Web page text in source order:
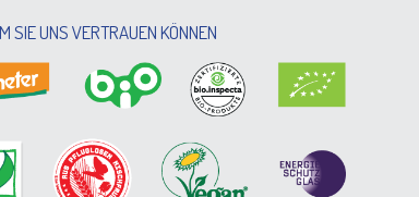
SIE UNS VERTRAUEN KÖNNEN